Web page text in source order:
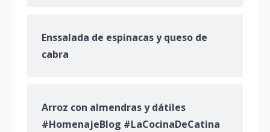
Enssalada de espinacas y queso de
cabra
Arroz con almendras y dátiles
#HomenajeBlog #LaCocinaDeCatina